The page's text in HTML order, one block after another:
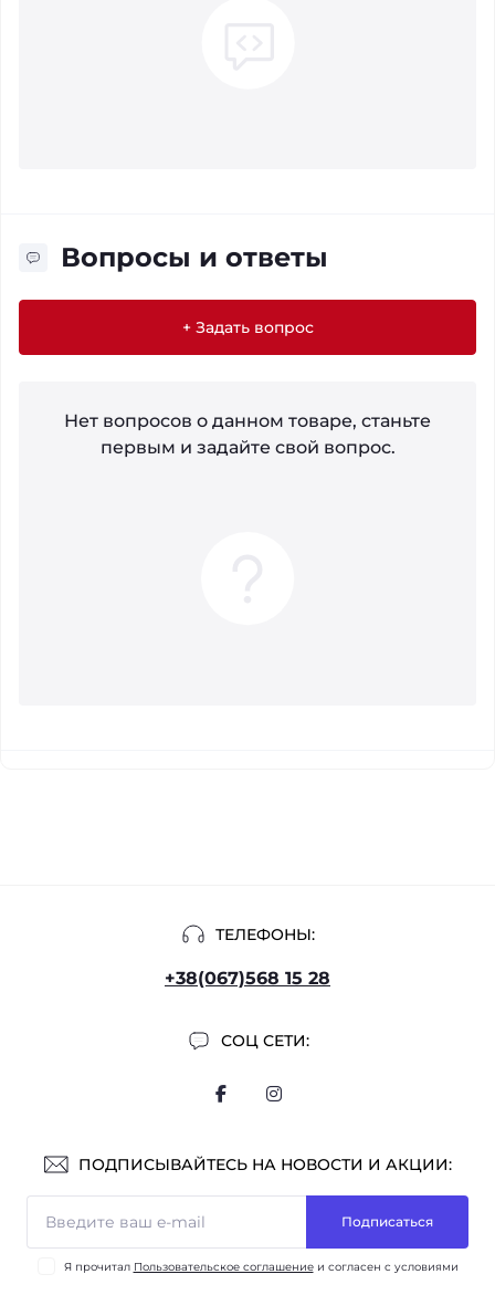
Вопросы и ответы
+ Задать вопрос
Нет вопросов о данном товаре, станьте
первым и задайте свой вопрос.
ТЕЛЕФОНЫ:
+38(067)568 15 28
СОЦ СЕТИ:
ПОДПИСЫВАЙТЕСЬ НА НОВОСТИ И АКЦИИ:
Подписаться
Я прочитал Пользовательское соглашениеи согласен с условиями